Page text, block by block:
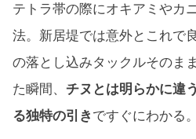
テトラ帯の際にオキアミやカ
法。新居堤では意外とこれで
の落とし込みタックルそのま
た瞬間、 チヌとは明らかに違
る独特の引き ですぐにわかる。